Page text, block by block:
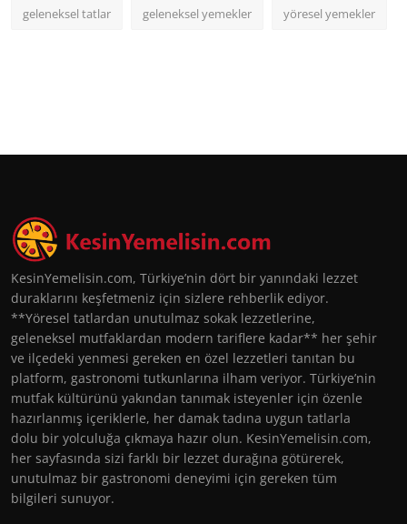
geleneksel tatlar geleneksel yemekler yöresel yemekler
KesinYemelisin.com, Türkiye’nin dört bir yanındaki lezzet
duraklarını keşfetmeniz için sizlere rehberlik ediyor.
**Yöresel tatlardan unutulmaz sokak lezzetlerine,
geleneksel mutfaklardan modern tariflere kadar** her şehir
ve ilçedeki yenmesi gereken en özel lezzetleri tanıtan bu
platform, gastronomi tutkunlarına ilham veriyor. Türkiye’nin
mutfak kültürünü yakından tanımak isteyenler için özenle
hazırlanmış içeriklerle, her damak tadına uygun tatlarla
dolu bir yolculuğa çıkmaya hazır olun. KesinYemelisin.com,
her sayfasında sizi farklı bir lezzet durağına götürerek,
unutulmaz bir gastronomi deneyimi için gereken tüm
bilgileri sunuyor.